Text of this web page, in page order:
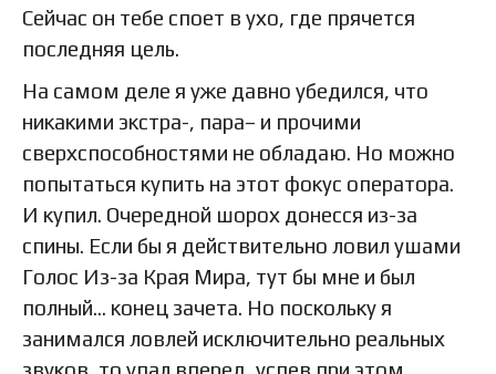
Сейчас он тебе споет в ухо, где прячется
последняя цель.
На самом деле я уже давно убедился, что
никакими экстра-, пара– и прочими
сверхспособностями не обладаю. Но можно
попытаться купить на этот фокус оператора.
И купил. Очередной шорох донесся из-за
спины. Если бы я действительно ловил ушами
Голос Из-за Края Мира, тут бы мне и был
полный… конец зачета. Но поскольку я
занимался ловлей исключительно реальных